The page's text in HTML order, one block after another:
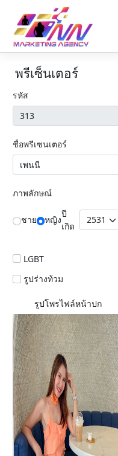
พรีเซ็นเตอร์
รหัส
ชื่อพรีเซนเตอร์
ภาพลักษณ์
ชาย หญิง
ปี
เกิด
LGBT
รูปร่างท้วม
รูปโพรไฟล์หน้าปก